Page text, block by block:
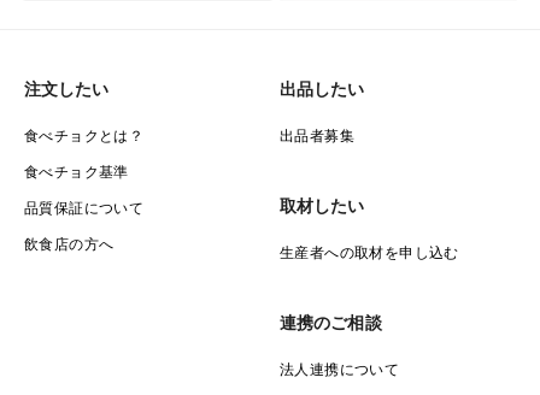
注文したい
食べチョクとは？
食べチョク基準
品質保証について
飲食店の方へ
出品したい
出品者募集
取材したい
生産者への取材を申し込む
連携のご相談
法人連携について